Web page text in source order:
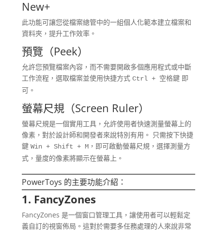
New+
此功能可讓您從檔案總管中的一組個人化範本建立檔案和
資料夾，提升工作效率。
預覽（Peek）
允許您預覽檔案內容，而不需要開啟多個應用程式或中斷
工作流程，選取檔案並使用快捷方式 Ctrl + 空格鍵即
可。
螢幕尺規（Screen Ruler）
螢幕尺規是一個實用工具，允許使用者快速測量螢幕上的
像素，對於設計師和開發者來說特別有用。 只需按下快捷
鍵 Win + Shift + M，即可啟動螢幕尺規，選擇測量方
式，量度的像素將顯示在螢幕上。
PowerToys 的主要功能介紹：
1. FancyZones
FancyZones 是一個窗口管理工具，讓使用者可以輕鬆定
義自訂的視窗佈局。這對於需要多任務處理的人來說非常